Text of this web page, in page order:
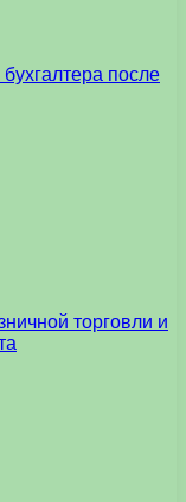
после
торговли и